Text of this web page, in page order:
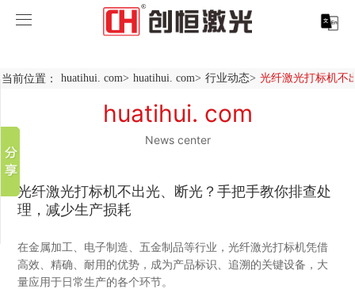
huatihui. com
huatihui. com-中国有限公司
光纤激光打标机
CO2激光打标机
激光切割系列
大幅激光切割机
创恒激光CX-CE-1500手持焊接机_激光焊接机
激光智能生产线
行业解决方案
轨道交通行业激光智能加工解决方案
创客说
服务支持
走进创恒
huatihui. com
当前位置： huatihui. com> huatihui. com> 行业动态> 光纤激光打标机不
huatihui. com
News center
光纤激光打标机不出光、断光？手把手教你排查处
理，减少生产损耗
在金属加工、电子制造、五金制品等行业，光纤激光打标机凭借
高效、精确、耐用的优势，成为产品标识、追溯的关键设备，大
量应用于日常生产的各个环节。
豆瓣
QQ好友